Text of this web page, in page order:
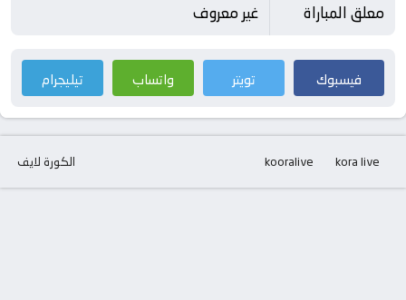
معلق المباراة
غير معروف
فيسبوك تويتر واتساب تيليجرام
الكورة لايف kora live
kooralive